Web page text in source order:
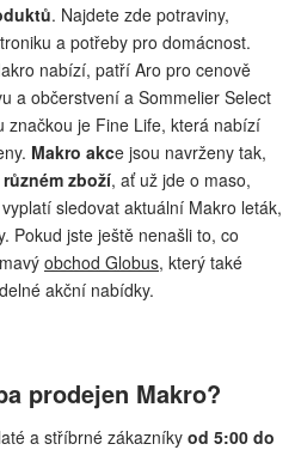
. Najdete zde potraviny,
a potřeby pro domácnost.
nabízí, patří Aro pro cenově
a občerstvení a Sommelier Select
je Fine Life, která nabízí
Makro akce jsou navrženy tak,
zboží, ať už jde o maso,
sledovat aktuální Makro leták,
Pokud jste ještě nenašli to, co
obchod Globus, který také
akční nabídky.
prodejen Makro?
a stříbrné zákazníky od 5:00 do